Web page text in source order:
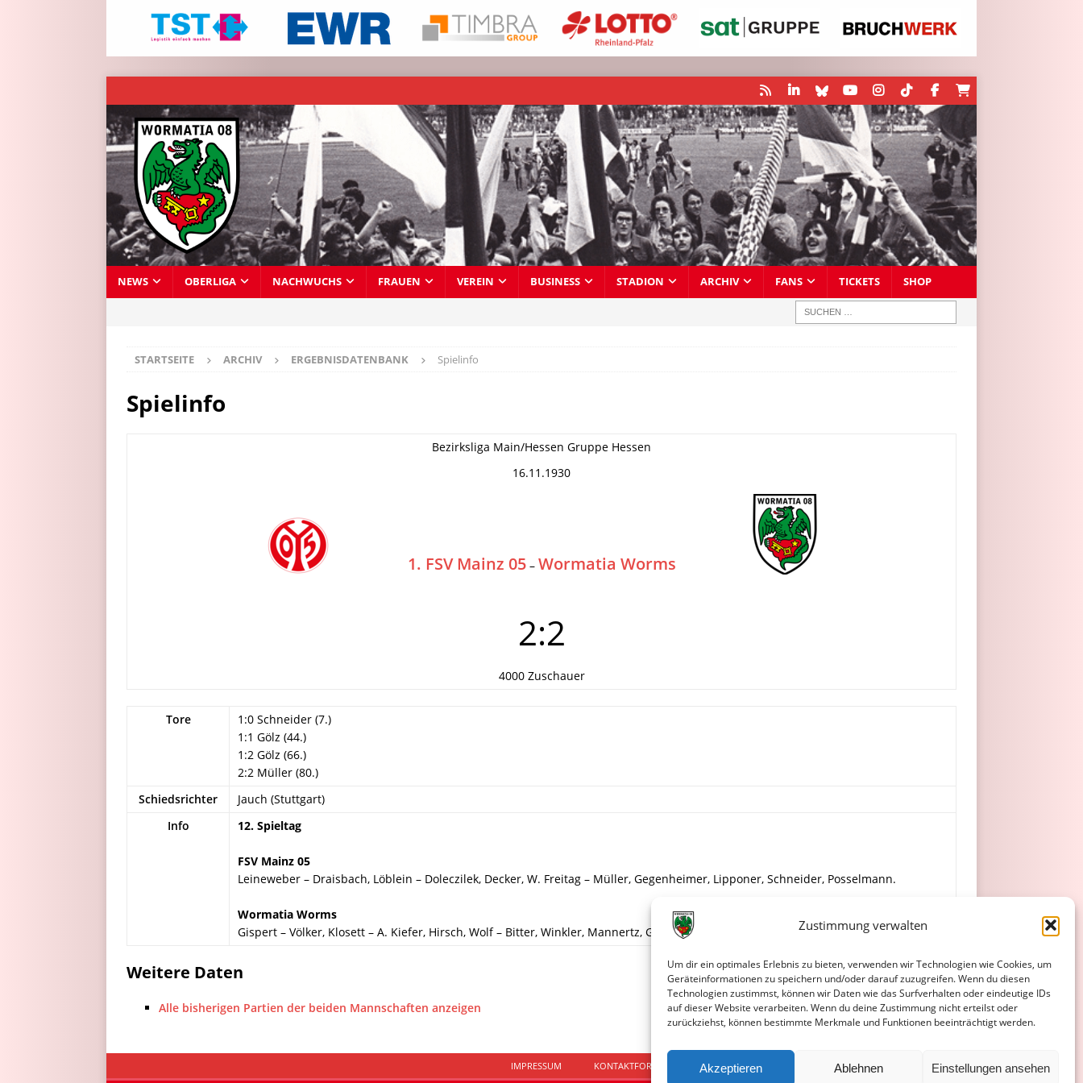
Zustimmung verwalten
Um dir ein optimales Erlebnis zu bieten, verwenden wir Technologien wie Cookies, um
Geräteinformationen zu speichern und/oder darauf zuzugreifen. Wenn du diesen
Technologien zustimmst, können wir Daten wie das Surfverhalten oder eindeutige IDs
auf dieser Website verarbeiten. Wenn du deine Zustimmung nicht erteilst oder
zurückziehst, können bestimmte Merkmale und Funktionen beeinträchtigt werden.
Akzeptieren Ablehnen Einstellungen ansehen
NEWS OBERLIGA NACHWUCHS FRAUEN VEREIN BUSINESS STADION ARCHIV FANS TICKETS SHOP
STARTSEITE ARCHIV ERGEBNISDATENBANK Spielinfo
Spielinfo
Bezirksliga Main/Hessen Gruppe Hessen
16.11.1930
1. FSV Mainz 05 – Wormatia Worms
2:2
4000 Zuschauer
Tore
1:0 Schneider (7.)
1:1 Gölz (44.)
1:2 Gölz (66.)
2:2 Müller (80.)
Schiedsrichter
Jauch (Stuttgart)
Info
12. Spieltag
FSV Mainz 05
Leineweber – Draisbach, Löblein – Doleczilek, Decker, W. Freitag – Müller, Gegenheimer, Lipponer, Schneider, Posselmann.
Wormatia Worms
Gispert – Völker, Klosett – A. Kiefer, Hirsch, Wolf – Bitter, Winkler, Mannertz, Gölz, Debusi.
Weitere Daten
Alle bisherigen Partien der beiden Mannschaften anzeigen
IMPRESSUM KONTAKTFORMULAR DATENSCHUTZERKLÄRUNG COOKIE-RICHTLINIE (EU)